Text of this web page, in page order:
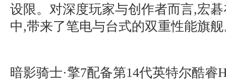
设限。对深度玩家与创作者而言,宏
中,带来了笔电与台式的双重性能旗
暗影骑士·擎7配备第14代英特尔酷睿